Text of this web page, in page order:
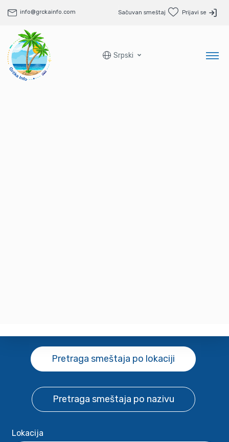
info@grckainfo.com Sačuvan smeštaj Prijavi se
Srpski
Pretraga smeštaja po lokaciji
Pretraga smeštaja po nazivu
Lokacija